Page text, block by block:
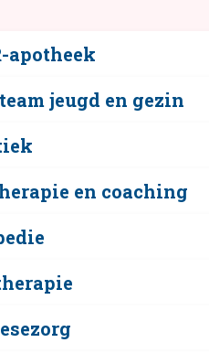
apotheek
jeugd en gezin
en coaching